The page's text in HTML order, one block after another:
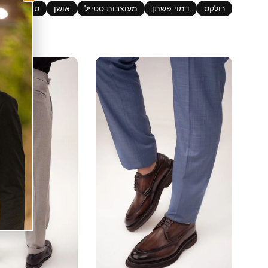
רולקס דמוי פשתן מעוצבות סטייל אושן טוקסידו